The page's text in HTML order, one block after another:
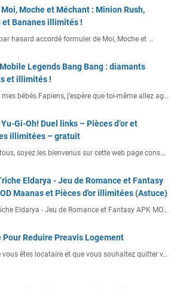
Moche et Méchant : Minion Rush,
et Bananes illimités !
hasard accordé formuler de Moi, Moche et …
Legends Bang Bang : diamants
et illimités !
mes bébés Fapiens, j’espère que toi-même allez ag…
Gi-Oh! Duel links – Pièces d’or et
illimitées – gratuit
soyez les bienvenus sur cette web page cons…
Eldarya - Jeu de Romance et Fantasy
Maanas et Pièces d'or illimitées (Astuce)
Eldarya - Jeu de Romance et Fantasy APK MO…
Pour Reduire Preavis Logement
vous êtes locataire et que vous souhaitez quitter v…